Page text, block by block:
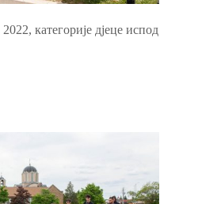
категорије дјеце испод